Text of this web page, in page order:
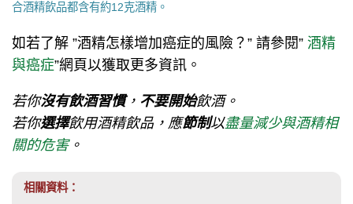
合酒精飲品都含有約12克酒精。
如若了解 ”酒精怎樣增加癌症的風險？” 請參閱” 酒精
與癌症”網頁以獲取更多資訊。
若你沒有飲酒習慣， 不要開始飲酒。
若你選擇飲用酒精飲品，應節制以盡量減少與酒精相
關的危害。
相關資料：